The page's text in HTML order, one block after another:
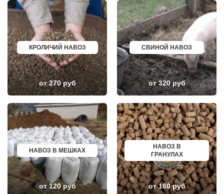
ПОСЕЛОК БИОКОМБИНАТА
ПОСЕЛОК БОЛЬШЕВИК
ПОСЕЛОК ВОЛОДАРСКОГО
ПОСЕЛОК ВОРОВСКОГО
ПОСЕЛОК ИМ. ЦЮРУПЫ
ПОСЕЛОК ЛЕСНЫЕ ПОЛЯНЫ
ПОСЕЛОК ЛМС
МОСРЕНТГЕН
ПРАВДИНСКИЙ
ПРИВОКЗАЛЬНЫЙ
ПРОЛЕТАРСКИЙ
ПРОТВИНО
ПУЧКОВО
ПУШКИНО
ПУЩИНО
РАДОВИЦКИЙ
РАЗВИЛКА
РАМЕНСКОЕ
РАССУДОВО
РАСТОРОПОВО
РЕММАШ
РЕУТОВ
РЕЧИЦЫ
НЯГАНЬ
МЕЛЕУЗ
КОЛЬЧУГИНО
КАМЫШИН
ТИХВИН
НОВОШАХТИНСК
ВОЛЬСК
КОНАКОВО
САРАПУЛ
КОМСОМОЛЬСК НА АМУРЕ
КИЗИЛЮРТ
МИХАЙЛОВСК
ПРИМОРСКО АХТАРСК
ЛЕСОСИБИРСК
БУДЕННОВСК
КАЛЯЗИН
ГЛАЗОВ
РУБЦОВСК
ГУБКИН
КЛИНЦЫ
УСМАНЬ
КУНГУР
КАЧКАНАР
КРОЛИЧИЙ НАВОЗ
от 270 руб
СВИНОЙ НАВОЗ
от 320 руб
НАВОЗ В МЕШКАХ
от 120 руб
НАВОЗ В
ГРАНУЛАХ
от 160 руб